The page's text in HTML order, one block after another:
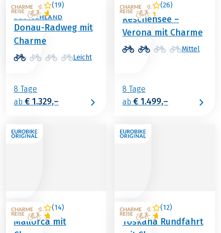
(19)
ÖSTERREICH /
DEUTSCHLAND
Donau-Radweg mit
Charme
Leicht
8 Tage
ab € 1.329,–
(26)
ITALIEN
Reschensee –
Verona mit Charme
Mittel
8 Tage
ab € 1.499,–
(14)
SPANIEN
Mallorca mit
(12)
ITALIEN
Toskana Rundfahrt